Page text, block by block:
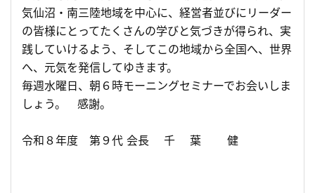
気仙沼・南三陸地域を中心に、経営者並びにリーダー
の皆様にとってたくさんの学びと気づきが得られ、実
践していけるよう、そしてこの地域から全国へ、世界
へ、元気を発信してゆきます。
毎週水曜日、朝６時モーニングセミナーでお会いしま
しょう。 感謝。
令和８年度 第９代 会長 千 葉 健